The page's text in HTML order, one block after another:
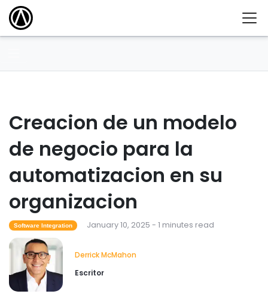
Creacion de un modelo
de negocio para la
automatizacion en su
organizacion
Software Integration January 10, 2025 - 1 minutes read
Derrick McMahon
Escritor